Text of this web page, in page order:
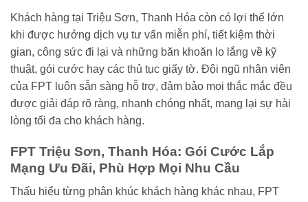
Khách hàng tại Triệu Sơn, Thanh Hóa còn có lợi thế lớn
khi được hưởng dịch vụ tư vấn miễn phí, tiết kiệm thời
gian, công sức đi lại và những băn khoăn lo lắng về kỹ
thuật, gói cước hay các thủ tục giấy tờ. Đội ngũ nhân viên
của FPT luôn sẵn sàng hỗ trợ, đảm bảo mọi thắc mắc đều
được giải đáp rõ ràng, nhanh chóng nhất, mang lại sự hài
lòng tối đa cho khách hàng.
FPT Triệu Sơn, Thanh Hóa: Gói Cước Lắp
Mạng Ưu Đãi, Phù Hợp Mọi Nhu Cầu
Thấu hiểu từng phân khúc khách hàng khác nhau, FPT